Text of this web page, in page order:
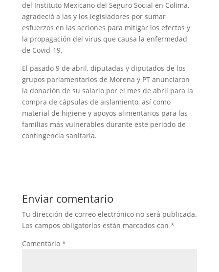
del Instituto Mexicano del Seguro Social en Colima,
agradeció a las y los legisladores por sumar
esfuerzos en las acciones para mitigar los efectos y
la propagación del virus que causa la enfermedad
de Covid-19.
El pasado 9 de abril, diputadas y diputados de los
grupos parlamentarios de Morena y PT anunciaron
la donación de su salario por el mes de abril para la
compra de cápsulas de aislamiento, así como
material de higiene y apoyos alimentarios para las
familias más vulnerables durante este periodo de
contingencia sanitaria.
Enviar comentario
Tu dirección de correo electrónico no será publicada.
Los campos obligatorios están marcados con *
Comentario *